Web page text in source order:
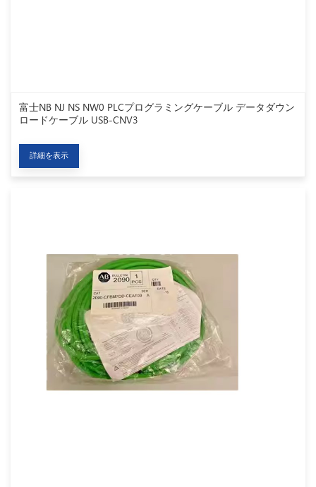
富士NB NJ NS NW0 PLCプログラミングケーブル データダウン
ロードケーブル USB-CNV3
詳細を表示